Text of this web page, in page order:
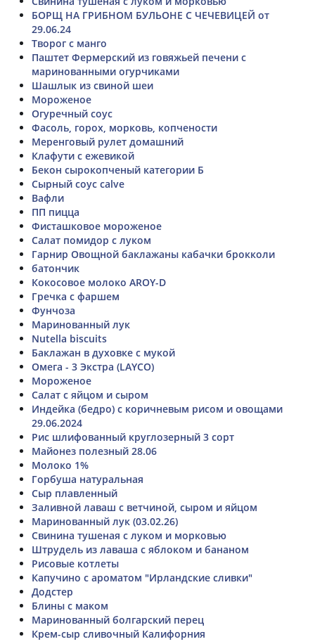
БОРЩ НА ГРИБНОМ БУЛЬОНЕ С ЧЕЧЕВИЦЕЙ от
29.06.24
Творог с манго
Паштет Фермерский из говяжьей печени с
маринованными огурчиками
Шашлык из свиной шеи
Мороженое
Огуречный соус
Фасоль, горох, морковь, копчености
Меренговый рулет домашний
Клафути с ежевикой
Бекон сырокопченый категории Б
Сырный соус calve
Вафли
ПП пицца
Фисташковое мороженое
Салат помидор с луком
Гарнир Овощной баклажаны кабачки брокколи
батончик
Кокосовое молоко AROY-D
Гречка с фаршем
Фунчоза
Маринованный лук
Nutella biscuits
Баклажан в духовке с мукой
Омега - 3 Экстра (LAYCO)
Мороженое
Салат с яйцом и сыром
Индейка (бедро) с коричневым рисом и овощами
29.06.2024
Рис шлифованный круглозерный 3 сорт
Майонез полезный 28.06
Молоко 1%
Горбуша натуральная
Сыр плавленный
Заливной лаваш с ветчиной, сыром и яйцом
Маринованный лук (03.02.26)
Свинина тушеная с луком и морковью
Штрудель из лаваша с яблоком и бананом
Рисовые котлеты
Капучино с ароматом "Ирландские сливки"
Додстер
Блины с маком
Маринованный болгарский перец
Крем-сыр сливочный Калифорния